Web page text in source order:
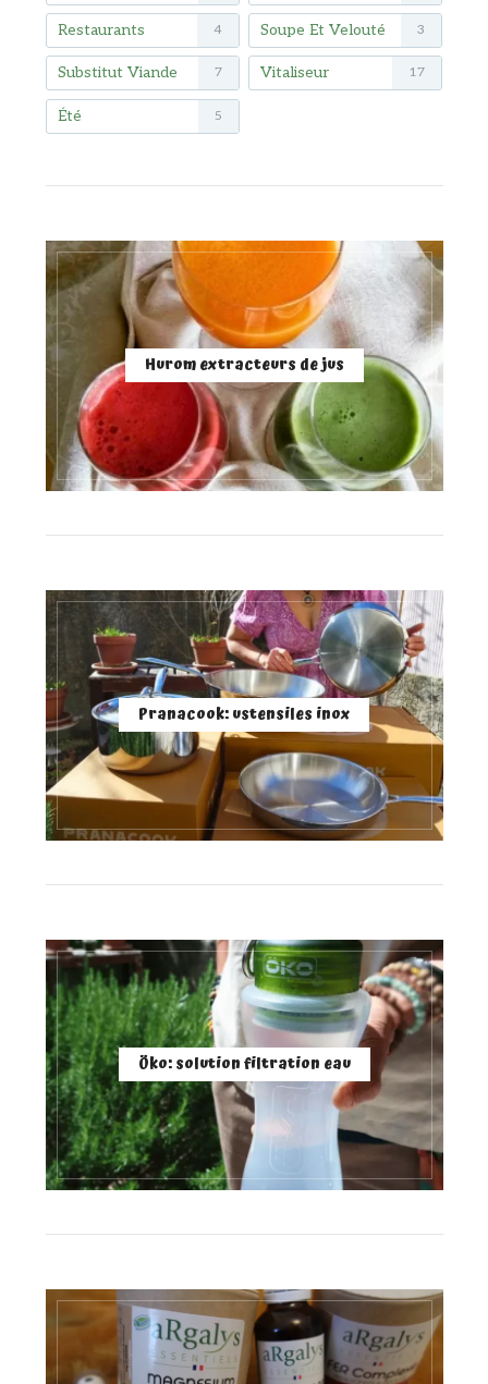
Restaurants 4 Soupe Et Velouté 3
Substitut Viande 7 Vitaliseur 17
Été 5
Hurom extracteurs de jus
Pranacook: ustensiles inox
Öko: solution filtration eau